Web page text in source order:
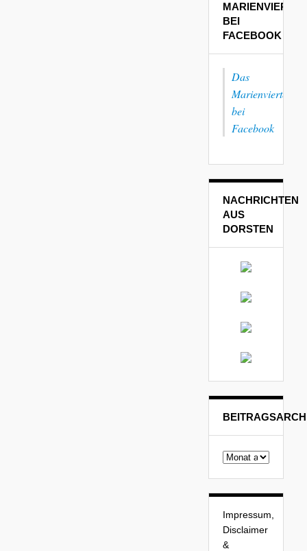
MARIENVIERTEL
BEI
FACEBOOK
Das
Marienviertel
bei
Facebook
NACHRICHTEN
AUS
DORSTEN
Beitragsarchiv
Impressum,
Disclaimer
&